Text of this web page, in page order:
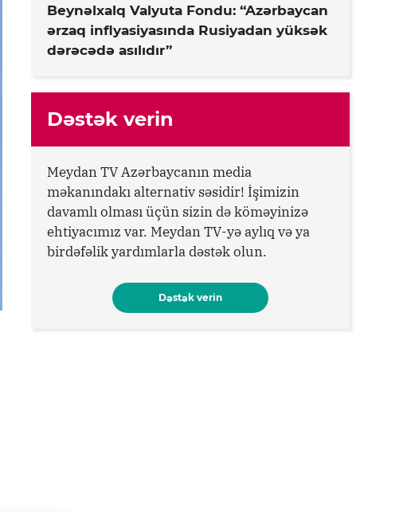
Beynəlxalq Valyuta Fondu: “Azərbaycan
ərzaq inflyasiyasında Rusiyadan yüksək
dərəcədə asılıdır”
Dəstək verin
Meydan TV Azərbaycanın media
məkanındakı alternativ səsidir! İşimizin
davamlı olması üçün sizin də köməyinizə
ehtiyacımız var. Meydan TV-yə aylıq və ya
birdəfəlik yardımlarla dəstək olun.
Dəstək verin